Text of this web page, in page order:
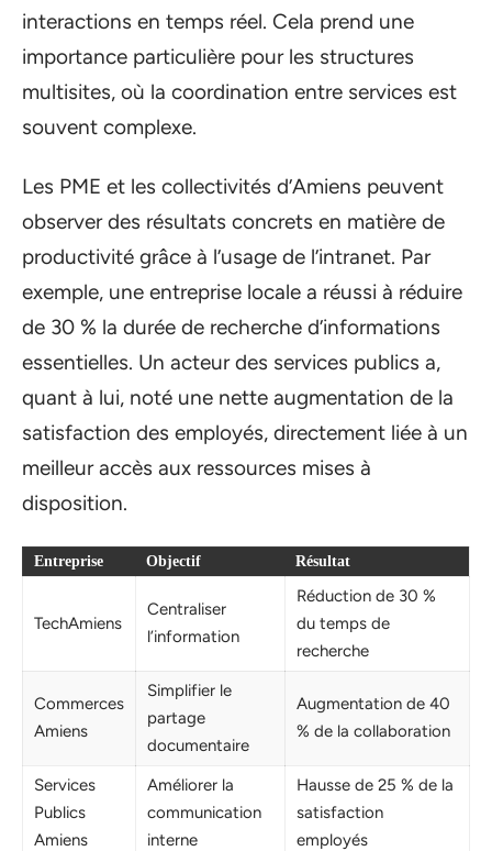
interactions en temps réel. Cela prend une
importance particulière pour les structures
multisites, où la coordination entre services est
souvent complexe.
Les PME et les collectivités d’Amiens peuvent
observer des résultats concrets en matière de
productivité grâce à l’usage de l’intranet. Par
exemple, une entreprise locale a réussi à réduire
de 30 % la durée de recherche d’informations
essentielles. Un acteur des services publics a,
quant à lui, noté une nette augmentation de la
satisfaction des employés, directement liée à un
meilleur accès aux ressources mises à
disposition.
Entreprise Objectif Résultat
TechAmiens
Centraliser
l’information
Réduction de 30 %
du temps de
recherche
Commerces
Amiens
Simplifier le
partage
documentaire
Augmentation de 40
% de la collaboration
Services
Publics
Amiens
Améliorer la
communication
interne
Hausse de 25 % de la
satisfaction
employés